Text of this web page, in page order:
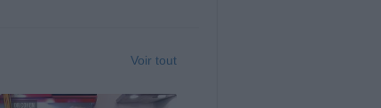
Voir tout